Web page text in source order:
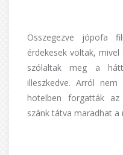
Összegezve jópofa
érdekesek voltak,
szólaltak meg a
illeszkedve. Arról
hotelben forgatták az
szánk tátva maradhat a